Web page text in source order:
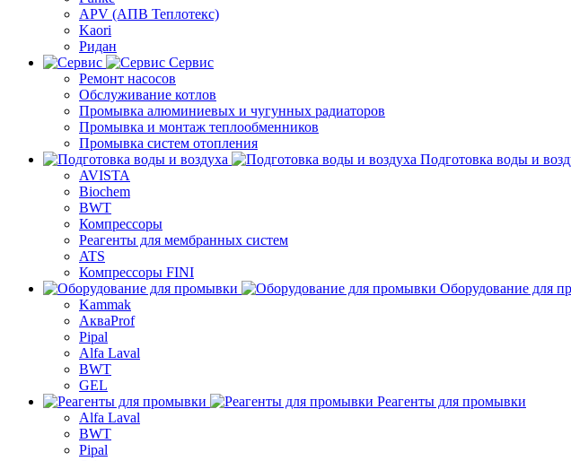
APV (АПВ Теплотекс)
Kaori
Ридан
Сервис
Ремонт насосов
Обслуживание котлов
Промывка алюминиевых и чугунных радиаторов
Промывка и монтаж теплообменников
Промывка систем отопления
Подготовка воды и
AVISTA
Biochem
BWT
Компрессоры
Реагенты для мембранных систем
ATS
Компрессоры FINI
Оборудование для
Kammak
АкваProf
Pipal
Alfa Laval
BWT
GEL
Реагенты для промывки
Alfa Laval
BWT
Pipal